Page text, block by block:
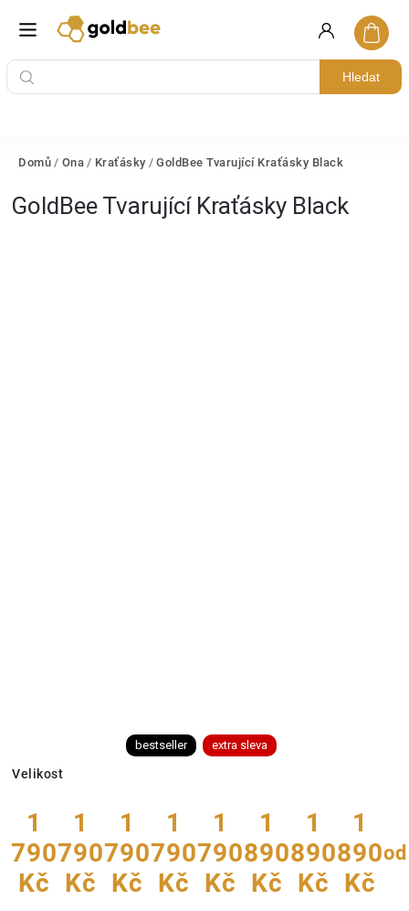
Hledat
Domů / Ona / Kraťásky / GoldBee Tvarující Kraťásky Black
GoldBee Tvarující Kraťásky Black
bestseller extra sleva
Velikost
1
790
Kč
1
790
Kč
1
790
Kč
1
790
Kč
1
790
Kč
1
890
Kč
1
890
Kč
1
890
Kč
od